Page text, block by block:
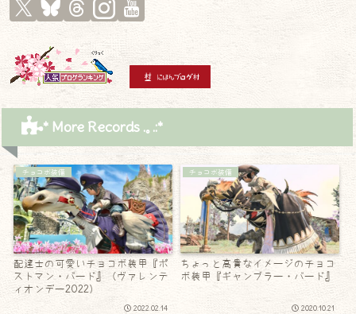
* More Records .｡.:*
チョコボ装備
配達士の可愛いチョコボ装甲『ポ
ストマン・バード』（ヴァレンテ
ィオンデー2022）
2022.02.14
チョコボ装備
ちょっと高貴なイメージのチョコ
ボ装甲『ギャンブラー・バード』
2020.10.21